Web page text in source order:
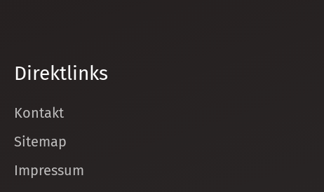
Direktlinks
Kontakt
Sitemap
Impressum